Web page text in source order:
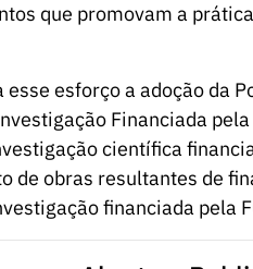
que promovam a
esse esforço a adoção da
Financiada
científica
de obras resultantes de
financiada pela